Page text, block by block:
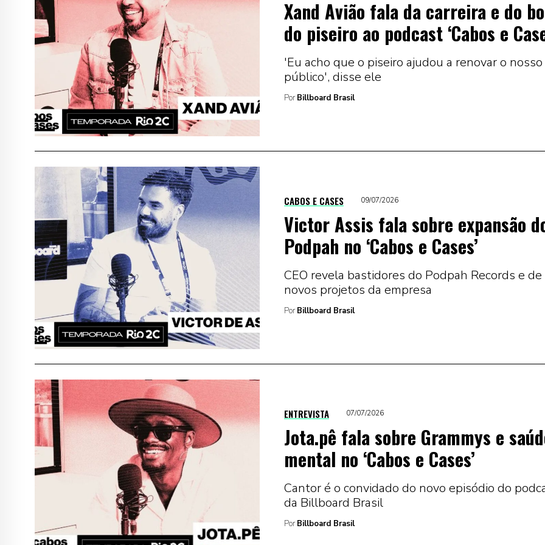
Xand Avião fala da carreira e do
do piseiro ao podcast ‘Cabos e
'Eu acho que o piseiro ajudou a renovar o nosso
público', disse ele
Por Billboard Brasil
CABOS E CASES 09/07/2026
Victor Assis fala sobre expansão
Podpah no ‘Cabos e Cases’
CEO revela bastidores do Podpah Records e de
novos projetos da empresa
Por Billboard Brasil
ENTREVISTA 07/07/2026
Jota.pê fala sobre Grammys e
mental no ‘Cabos e Cases’
Cantor é o convidado do novo episódio do
da Billboard Brasil
Por Billboard Brasil